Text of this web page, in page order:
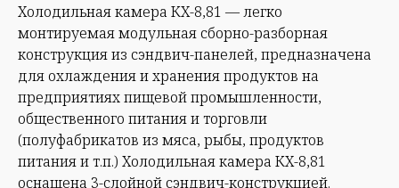
Холодильная камера КХ-8,81 — легко
монтируемая модульная сборно-разборная
конструкция из сэндвич-панелей, предназначена
для охлаждения и хранения продуктов на
предприятиях пищевой промышленности,
общественного питания и торговли
(полуфабрикатов из мяса, рыбы, продуктов
питания и т.п.) Холодильная камера КХ-8,81
оснащена 3-слойной сэндвич-конструкцией.